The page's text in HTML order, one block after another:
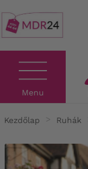
Menu
Kezdőlap Ruhák